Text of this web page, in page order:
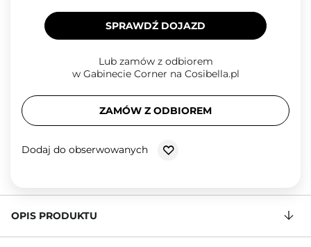
SPRAWDŹ DOJAZD
Lub zamów z odbiorem
w Gabinecie Corner na Cosibella.pl
ZAMÓW Z ODBIOREM
Dodaj do obserwowanych
OPIS PRODUKTU